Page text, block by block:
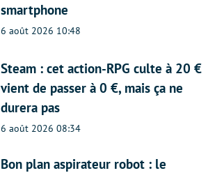
smartphone
6 août 2026 10:48
Steam : cet action-RPG culte à 20 €
vient de passer à 0 €, mais ça ne
durera pas
6 août 2026 08:34
Bon plan aspirateur robot : le